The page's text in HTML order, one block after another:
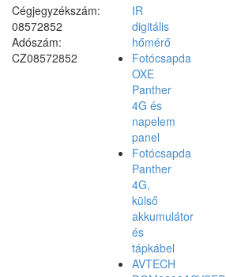
Cégjegyzékszám:
08572852
Adószám:
CZ08572852
IR
digitális
hőmérő
Fotócsapda
OXE
Panther
4G és
napelem
panel
Fotócsapda
Panther
4G,
külső
akkumulátor
és
tápkábel
AVTECH